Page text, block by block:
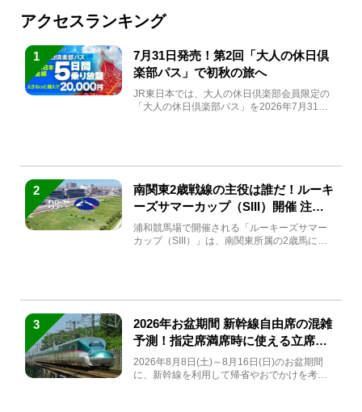
アクセスランキング
1
7月31日発売！第2回「大人の休日倶
楽部パス」で初秋の旅へ
JR東日本では、大人の休日倶楽部会員限定の
「大人の休日倶楽部パス」を2026年7月31日
2
南関東2歳戦線の主役は誰だ！ルーキ
ーズサマーカップ（SIII）開催 注目
馬と見どころをチェック
浦和競馬場で開催される「ルーキーズサマー
カップ（SIII）」は、南関東所属の2歳馬によ
3
2026年お盆期間 新幹線自由席の混雑
予測！指定席満席時に使える立席特
急券も解説
2026年8月8日(土)～8月16日(日)のお盆期間
に、新幹線を利用して帰省やおでかけを考え